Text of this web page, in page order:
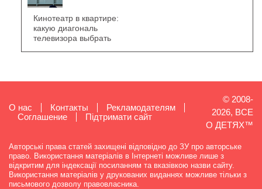
Кинотеатр в квартире:
какую диагональ
телевизора выбрать
О нас Контакты
Рекламодателям
Cоглашение
Підтримати сайт
© 2008-
2026, ВСЕ
О ДЕТЯХ™
Авторські права статей захищені відповідно до ЗУ про авторське
право. Використання матеріалів в Інтернеті можливе лише з
відкритим для індексації посиланням та вказівкою назви сайту.
Використання матеріалів у друкованих виданнях можливе тільки з
письмового дозволу правовласника.